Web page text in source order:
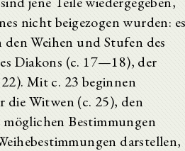
nicht beigezogen wurden:
Weihen und Stufen des
Diakons (c. 17—18), der
Mit c. 23 beginnen
die Witwen (c. 25), den
Bestimmungen
darstellen,